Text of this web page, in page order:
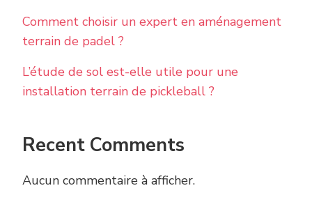
Comment choisir un expert en aménagement
terrain de padel ?
L’étude de sol est-elle utile pour une
installation terrain de pickleball ?
Recent Comments
Aucun commentaire à afficher.